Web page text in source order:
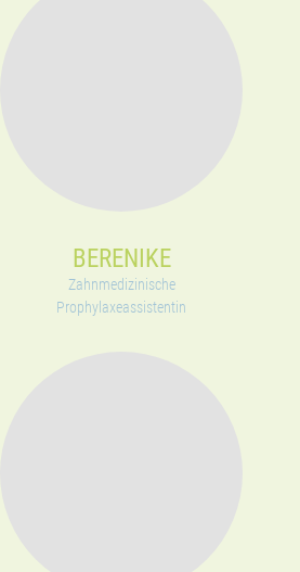
BERENIKE
Zahnmedizinische
Prophylaxeassistentin